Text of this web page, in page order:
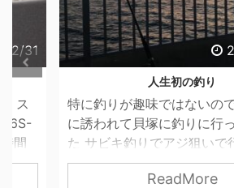
31
人
まし
た
んど
花見キャンプの穴場～くつわ池
プ場～
あまり教えたくない関西花
の穴場を紹介します。 こん
離をしっかり保ちながら満
しめます！ しかも使用料が
ReadMore